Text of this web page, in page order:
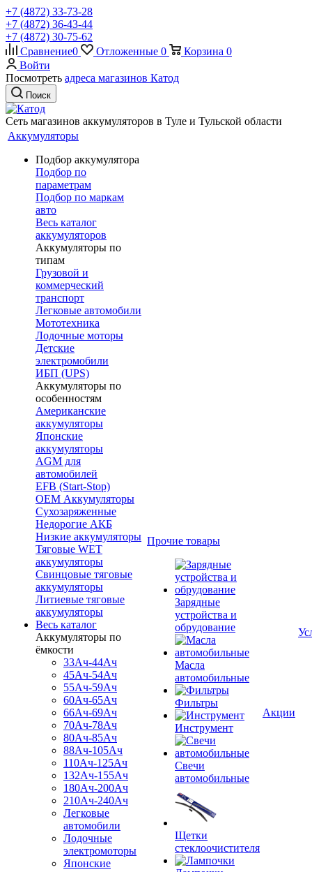
+7 (4872) 33-73-28
+7 (4872) 36-43-44
+7 (4872) 30-75-62
Сравнение0 Отложенные 0 Корзина 0
Войти
Посмотреть адреса магазинов Катод
Поиск
Сеть магазинов аккумуляторов в Туле и Тульской области
Аккумуляторы
Подбор аккумулятора
Подбор по
параметрам
Подбор по маркам
авто
Весь каталог
аккумуляторов
Аккумуляторы по
типам
Грузовой и
коммерческий
транспорт
Легковые автомобили
Мототехника
Лодочные моторы
Детские
электромобили
ИБП (UPS)
Аккумуляторы по
особенностям
Американские
аккумуляторы
Японские
аккумуляторы
AGM для
автомобилей
EFB (Start-Stop)
OEM Аккумуляторы
Сухозаряженные
Недорогие АКБ
Низкие аккумуляторы
Тяговые WET
аккумуляторы
Свинцовые тяговые
аккумуляторы
Литиевые тяговые
аккумуляторы
Весь каталог
Аккумуляторы по
ёмкости
33Ач-44Ач
45Ач-54Ач
55Ач-59Ач
60Ач-65Ач
66Ач-69Ач
70Ач-78Ач
80Ач-85Ач
88Ач-105Ач
110Ач-125Ач
132Ач-155Ач
180Ач-200Ач
210Ач-240Ач
Легковые
автомобили
Лодочные
электромоторы
Японские
Прочие товары
Зарядные
устройства и
обрудование
Масла
автомобильные
Фильтры
Инструмент
Свечи
автомобильные
Щетки
стеклоочистителя
Акции